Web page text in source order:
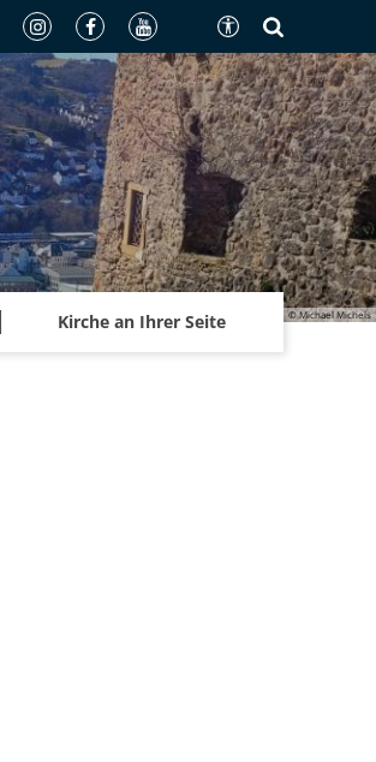
© Michael Michels
Kirche an Ihrer Seite